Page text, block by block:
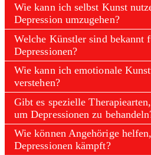
Wie kann ich selbst Kunst
Depression umzugehen?
Welche Künstler sind bekannt
Depressionen?
Wie kann ich emotionale
verstehen?
Gibt es spezielle
um Depressionen zu
Wie können Angehörige
Depressionen kämpft?